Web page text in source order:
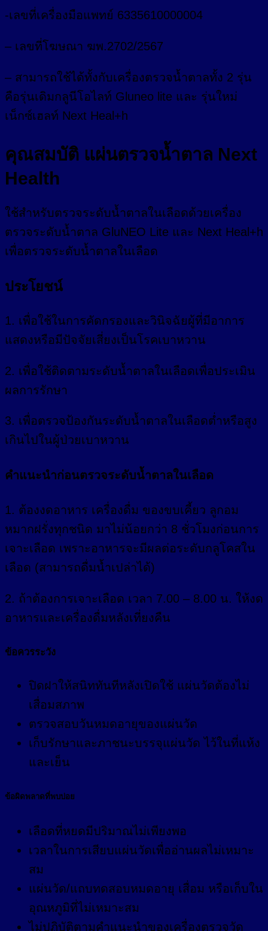
-เลขที่เครื่องมือแพทย์ 6335610000004
– เลขที่โฆษณา ฆพ.2702/2567
– สามารถใช้ได้ทั้งกับเครื่องตรวจน้ำตาลทั้ง 2 รุ่น
คือรุ่นเดิมกลูนีโอไลท์ Gluneo lite และ รุ่นใหม่
เน็กซ์เฮลท์ Next Heal+h
คุณสมบัติ แผ่นตรวจน้ำตาล Next
Health
ใช้สำหรับตรวจระดับน้ำตาลในเลือดด้วยเครื่อง
ตรวจระดับน้ำตาล GluNEO Lite และ Next Heal+h
เพื่อตรวจระดับน้ำตาลในเลือด
ประโยชน์
1. เพื่อใช้ในการคัดกรองและวินิจฉัยผู้ที่มีอาการ
แสดงหรือมีปัจจัยเสี่ยงเป็นโรคเบาหวาน
2. เพื่อใช้ติดตามระดับน้ำตาลในเลือดเพื่อประเมิน
ผลการรักษา
3. เพื่อตรวจป้องกันระดับน้ำตาลในเลือดต่ำหรือสูง
เกินไปในผู้ป่วยเบาหวาน
คำแนะนำก่อนตรวจระดับน้ำตาลในเลือด
1. ต้องงดอาหาร เครื่องดื่ม ของขบเคี้ยว ลูกอม
หมากฝรั่งทุกชนิด มาไม่น้อยกว่า 8 ชั่วโมงก่อนการ
เจาะเลือด เพราะอาหารจะมีผลต่อระดับกลูโคสใน
เลือด (สามารถดื่มน้ำเปล่าได้)
2. ถ้าต้องการเจาะเลือด เวลา 7.00 – 8.00 น. ให้งด
อาหารและเครื่องดื่มหลังเที่ยงคืน
ข้อควรระวัง
ปิดฝาให้สนิททันทีหลังเปิดใช้ แผ่นวัดต้องไม่
เสื่อมสภาพ
ตรวจสอบวันหมดอายุของแผ่นวัด
เก็บรักษาและภาชนะบรรจุแผ่นวัด ไว้ในที่แห้ง
และเย็น
ข้อผิดพลาดที่พบบ่อย
เลือดที่หยดมีปริมาณไม่เพียงพอ
เวลาในการเสียบแผ่นวัดเพื่ออ่านผลไม่เหมาะ
สม
แผ่นวัด/แถบทดสอบหมดอายุ เสื่อม หรือเก็บใน
อุณหภูมิที่ไม่เหมาะสม
ไม่ปฏิบัติตามคำแนะนำของเครื่องตรวจวัด